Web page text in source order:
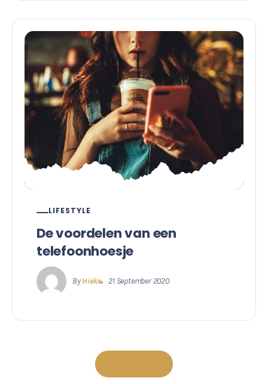
LIFESTYLE
De voordelen van een
telefoonhoesje
By Hieke 21 September 2020